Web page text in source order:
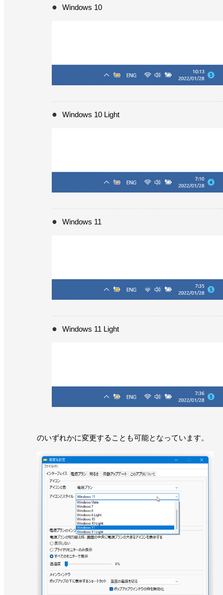
Windows 10
Windows 10 Light
Windows 11
Windows 11 Light
のいずれかに変更することも可能となっています。